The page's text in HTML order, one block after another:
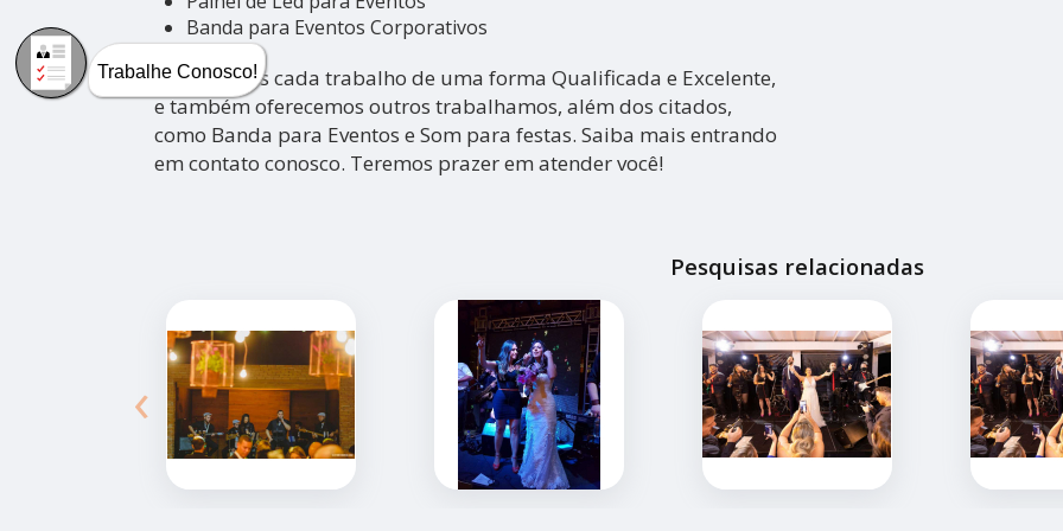
Banda para Eventos Corporativos
Executamos cada trabalho de uma forma Qualificada e Excelente,
e também oferecemos outros trabalhamos, além dos citados,
como Banda para Eventos e Som para festas. Saiba mais entrando
em contato conosco. Teremos prazer em atender você!
Pesquisas relacionadas
‹
Trabalhe Conosco!